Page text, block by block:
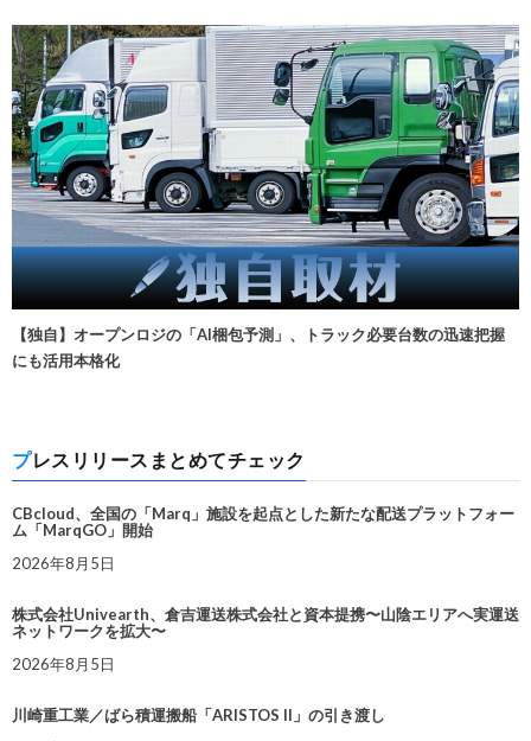
【独自】オープンロジの「AI梱包予測」、トラック必要台数の迅速把握
にも活用本格化
プレスリリースまとめてチェック
CBcloud、全国の「Marq」施設を起点とした新たな配送プラットフォー
ム「MarqGO」開始
2026年8月5日
株式会社Univearth、倉吉運送株式会社と資本提携〜山陰エリアへ実運送
ネットワークを拡大〜
2026年8月5日
川崎重工業／ばら積運搬船「ARISTOS II」の引き渡し